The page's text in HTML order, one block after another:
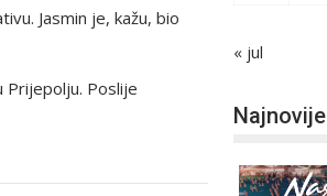
Jasmin je, kažu, bio
Prijepolju. Poslije
« jul
Najnovije